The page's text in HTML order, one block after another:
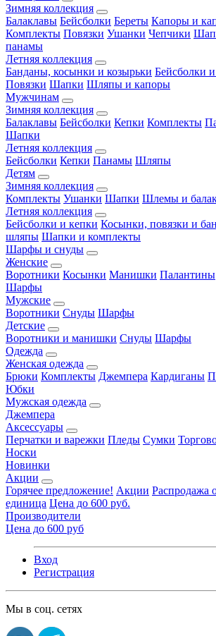
Зимняя коллекция
Балаклавы Бейсболки Береты Капоры и
Комплекты Повязки Ушанки Чепчики
панамы
Летняя коллекция
Банданы, косынки и козырьки Бейсболки
Повязки Шапки Шляпы и капоры
Мужчинам
Зимняя коллекция
Балаклавы Бейсболки Кепки Комплекты
Шапки
Летняя коллекция
Бейсболки Кепки Панамы Шляпы
Детям
Зимняя коллекция
Комплекты Ушанки Шапки Шлемы и
Летняя коллекция
Бейсболки и кепки Косынки, повязки и
шляпы Шапки и комплекты
Шарфы и снуды
Женские
Воротники Косынки Манишки Палантины
Шарфы
Мужские
Воротники Снуды Шарфы
Детские
Воротники и манишки Снуды Шарфы
Одежда
Женская одежда
Брюки Комплекты Джемпера Кардиганы
Юбки
Мужская одежда
Джемпера
Аксессуары
Перчатки и варежки Пледы Сумки
Носки
Новинки
Акции
Горячее предложение! Акции Распродажа
единица Цена до 600 руб.
Производители
Цена до 600 руб
Вход
Регистрация
Мы в соц. сетях